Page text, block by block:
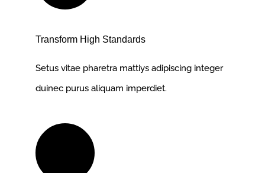
Transform High Standards
Setus vitae pharetra mattiys adipiscing integer
duinec purus aliquam imperdiet.